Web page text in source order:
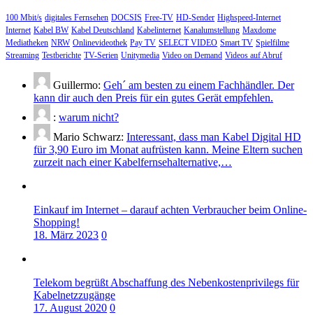
100 Mbit/s digitales Fernsehen DOCSIS Free-TV HD-Sender Highspeed-Internet
Internet Kabel BW Kabel Deutschland Kabelinternet Kanalumstellung Maxdome
Mediatheken NRW Onlinevideothek Pay TV SELECT VIDEO Smart TV Spielfilme
Streaming Testberichte TV-Serien Unitymedia Video on Demand Videos auf Abruf
Guillermo: Geh´ am besten zu einem Fachhändler. Der
kann dir auch den Preis für ein gutes Gerät empfehlen.
: warum nicht?
Mario Schwarz: Interessant, dass man Kabel Digital HD
für 3,90 Euro im Monat aufrüsten kann. Meine Eltern suchen
zurzeit nach einer Kabelfernsehalternative,…
Einkauf im Internet – darauf achten Verbraucher beim Online-
Shopping!
18. März 2023 0
Telekom begrüßt Abschaffung des Nebenkostenprivilegs für
Kabelnetzzugänge
17. August 2020 0